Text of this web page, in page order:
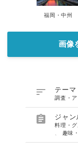
福岡・中州
画像
 テーマ
調査・
 ジャン
料理・グ
趣味